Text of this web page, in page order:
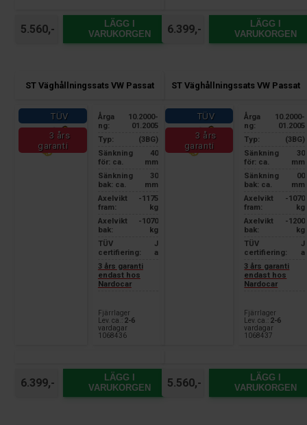
5.560,-
LÄGG I
VARUKORGEN
6.399,-
LÄGG I
VARUKORGEN
ST Väghållningssats VW Passat
TÜV
3 års
garanti
Årga
ng:
10.2000-
01.2005
Typ:
(3BG)
Sänkning
för: ca.
40
mm
Sänkning
bak: ca.
30
mm
Axelvikt
fram:
-1175
kg
Axelvikt
bak:
-1070
kg
TÜV
certifiering:
J
a
3 års garanti
endast hos
Nardocar
Fjärrlager
Lev. ca.:
2-6
vardagar
1068436
6.399,-
LÄGG I
VARUKORGEN
ST Väghållningssats VW Passat
TÜV
3 års
garanti
Årga
ng:
10.2000-
01.2005
Typ:
(3BG)
Sänkning
för: ca.
30
mm
Sänkning
bak: ca.
00
mm
Axelvikt
fram:
-1070
kg
Axelvikt
bak:
-1200
kg
TÜV
certifiering:
J
a
3 års garanti
endast hos
Nardocar
Fjärrlager
Lev. ca.: 2-6
vardagar
1068437
5.560,-
LÄGG I
VARUKORGEN